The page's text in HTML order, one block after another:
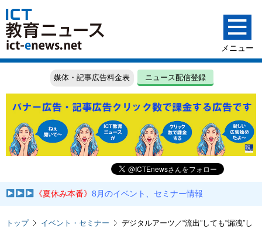
媒体・記事広告料金表 ニュース配信登録
《夏休み本番》8月のイベント、セミナー情報
トップ イベント・セミナー
デジタルアーツ／“流出”しても“漏洩”し